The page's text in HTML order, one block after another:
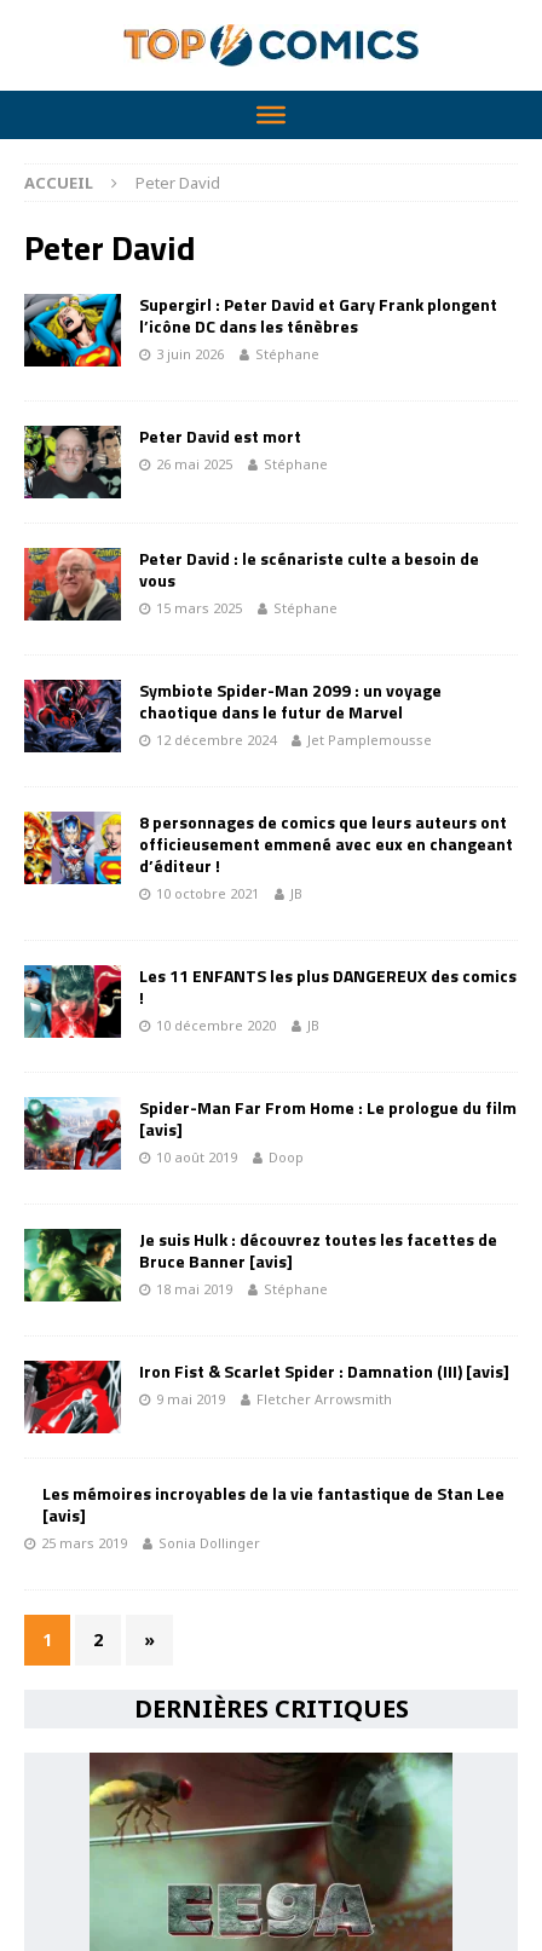
ACCUEIL Peter David
Peter David
Supergirl : Peter David et Gary Frank plongent
l’icône DC dans les ténèbres
3 juin 2026 Stéphane
Peter David est mort
26 mai 2025 Stéphane
Peter David : le scénariste culte a besoin de
vous
15 mars 2025 Stéphane
Symbiote Spider-Man 2099 : un voyage
chaotique dans le futur de Marvel
12 décembre 2024 Jet Pamplemousse
8 personnages de comics que leurs auteurs ont
officieusement emmené avec eux en changeant
d’éditeur !
10 octobre 2021 JB
Les 11 ENFANTS les plus DANGEREUX des comics
!
10 décembre 2020 JB
Spider-Man Far From Home : Le prologue du film
[avis]
10 août 2019 Doop
Je suis Hulk : découvrez toutes les facettes de
Bruce Banner [avis]
18 mai 2019 Stéphane
Iron Fist & Scarlet Spider : Damnation (III) [avis]
9 mai 2019 Fletcher Arrowsmith
Les mémoires incroyables de la vie fantastique de Stan Lee
[avis]
25 mars 2019 Sonia Dollinger
1 2 »
DERNIÈRES CRITIQUES